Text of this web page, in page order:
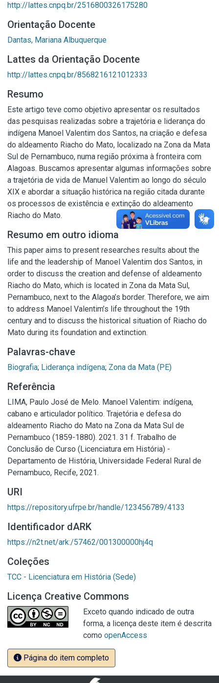
http://lattes.cnpq.br/2516800326175280
Orientação Docente
Dantas, Mariana Albuquerque
Lattes da Orientação Docente
http://lattes.cnpq.br/8568216121012333
Resumo
Este artigo teve como objetivo apresentar os resultados
das pesquisas realizadas sobre a trajetória e liderança do
indígena Manoel Valentim dos Santos, na criação e defesa
do aldeamento Riacho do Mato, localizado na Zona da Mata
Sul de Pernambuco, numa região próxima à fronteira com
Alagoas. Buscamos apresentar algumas informações sobre
a trajetória de vida de Manuel Valentim ao longo do século
XIX e abordar a situação histórica na região citada durante
os processos de existência e extinção do aldeamento
Riacho do Mato.
Resumo em outro idioma
This paper aims to present researches results about the
life and the leadership of Manoel Valentim dos Santos, in
order to discuss the creation and defense of aldeamento
Riacho do Mato, which is located in Zona da Mata Sul,
Pernambuco, next to the Alagoa’s border. Therefore, we aim
to address Manoel Valentim’s life throughout the 19th
century and to discuss the historical situation of Riacho do
Mato during its foundation and extinction.
Palavras-chave
Biografia; Liderança indígena; Zona da Mata (PE)
Referência
LIMA, Paulo José de Melo. Manoel Valentim: indígena,
cabano e articulador político. Trajetória e defesa do
aldeamento Riacho do Mato na Zona da Mata Sul de
Pernambuco (1859-1880). 2021. 31 f. Trabalho de
Conclusão de Curso (Licenciatura em História) -
Departamento de História, Universidade Federal Rural de
Pernambuco, Recife, 2021.
URI
https://repository.ufrpe.br/handle/123456789/4133
Identificador dARK
https://n2t.net/ark:/57462/001300000hj4q
Coleções
TCC - Licenciatura em História (Sede)
Licença Creative Commons
Exceto quando indicado de outra
forma, a licença deste item é descrita
como openAccess
Página do item completo